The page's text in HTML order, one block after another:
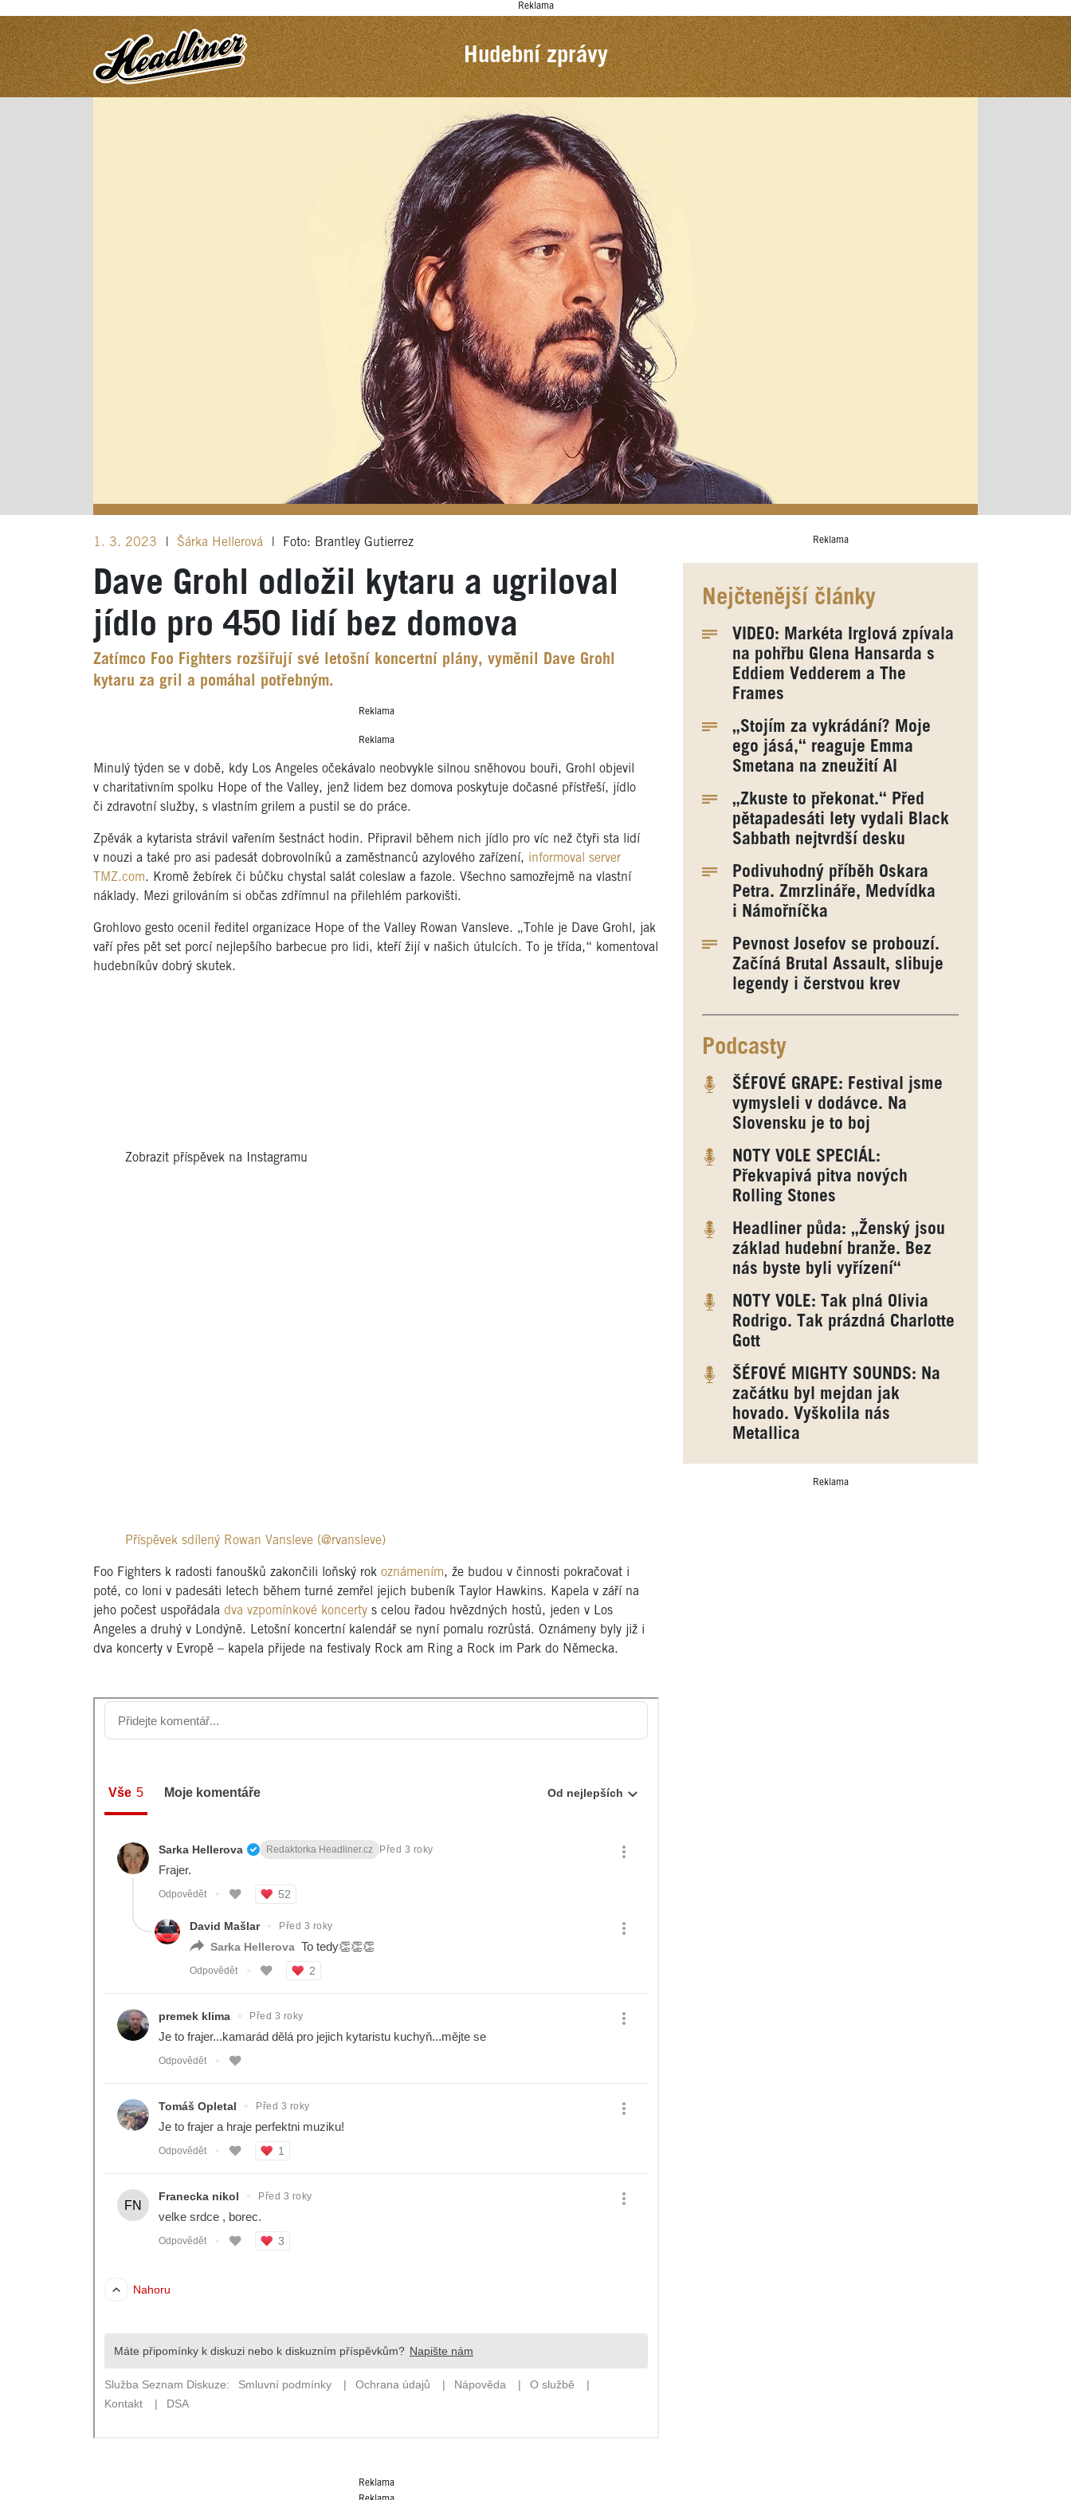
Reklama
Hudební zprávy
1. 3. 2023 Šárka Hellerová Foto: Brantley Gutierrez
Dave Grohl odložil kytaru a ugriloval
jídlo pro 450 lidí bez domova
Zatímco Foo Fighters rozšiřují své letošní koncertní plány, vyměnil Dave Grohl
kytaru za gril a pomáhal potřebným.
Reklama
Reklama
Minulý týden se v době, kdy Los Angeles očekávalo neobvykle silnou sněhovou bouři, Grohl objevil
v charitativním spolku Hope of the Valley, jenž lidem bez domova poskytuje dočasné přístřeší, jídlo
či zdravotní služby, s vlastním grilem a pustil se do práce.
Zpěvák a kytarista strávil vařením šestnáct hodin. Připravil během nich jídlo pro víc než čtyři sta lidí
v nouzi a také pro asi padesát dobrovolníků a zaměstnanců azylového zařízení, informoval server
TMZ.com. Kromě žebírek či bůčku chystal salát coleslaw a fazole. Všechno samozřejmě na vlastní
náklady. Mezi grilováním si občas zdřímnul na přilehlém parkovišti.
Grohlovo gesto ocenil ředitel organizace Hope of the Valley Rowan Vansleve. „Tohle je Dave Grohl, jak
vaří přes pět set porcí nejlepšího barbecue pro lidi, kteří žijí v našich útulcích. To je třída,“ komentoval
hudebníkův dobrý skutek.
Zobrazit příspěvek na Instagramu
Příspěvek sdílený Rowan Vansleve (@rvansleve)
Foo Fighters k radosti fanoušků zakončili loňský rok oznámením, že budou v činnosti pokračovat i
poté, co loni v padesáti letech během turné zemřel jejich bubeník Taylor Hawkins. Kapela v září na
jeho počest uspořádala dva vzpomínkové koncerty s celou řadou hvězdných hostů, jeden v Los
Angeles a druhý v Londýně. Letošní koncertní kalendář se nyní pomalu rozrůstá. Oznámeny byly již i
dva koncerty v Evropě – kapela přijede na festivaly Rock am Ring a Rock im Park do Německa.
Reklama
Reklama
Nejčtenější články
VIDEO: Markéta Irglová zpívala
na pohřbu Glena Hansarda s
Eddiem Vedderem a The
Frames
„Stojím za vykrádání? Moje
ego jásá,“ reaguje Emma
Smetana na zneužití AI
„Zkuste to překonat.“ Před
pětapadesáti lety vydali Black
Sabbath nejtvrdší desku
Podivuhodný příběh Oskara
Petra. Zmrzlináře, Medvídka
i Námořníčka
Pevnost Josefov se probouzí.
Začíná Brutal Assault, slibuje
legendy i čerstvou krev
Podcasty
ŠÉFOVÉ GRAPE: Festival jsme
vymysleli v dodávce. Na
Slovensku je to boj
NOTY VOLE SPECIÁL:
Překvapivá pitva nových
Rolling Stones
Headliner půda: „Ženský jsou
základ hudební branže. Bez
nás byste byli vyřízení“
NOTY VOLE: Tak plná Olivia
Rodrigo. Tak prázdná Charlotte
Gott
ŠÉFOVÉ MIGHTY SOUNDS: Na
začátku byl mejdan jak
hovado. Vyškolila nás
Metallica
Reklama